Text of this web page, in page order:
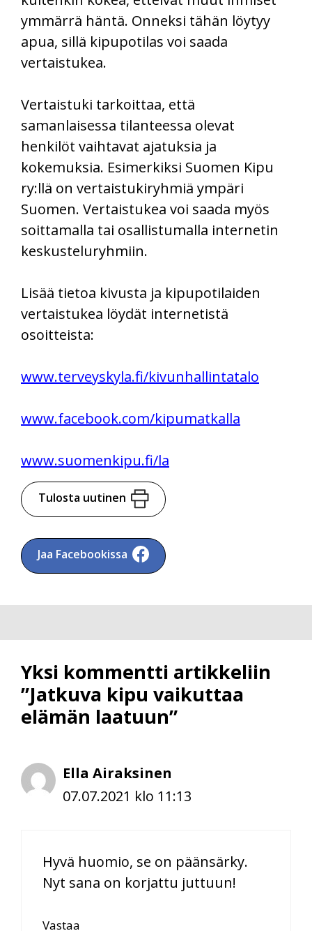
ymmärrä häntä. Onneksi tähän löytyy
apua, sillä kipupotilas voi saada
vertaistukea.
Vertaistuki tarkoittaa, että
samanlaisessa tilanteessa olevat
henkilöt vaihtavat ajatuksia ja
kokemuksia. Esimerkiksi Suomen Kipu
ry:llä on vertaistukiryhmiä ympäri
Suomen. Vertaistukea voi saada myös
soittamalla tai osallistumalla internetin
keskusteluryhmiin.
Lisää tietoa kivusta ja kipupotilaiden
vertaistukea löydät internetistä
osoitteista:
www.terveyskyla.fi/kivunhallintatalo
www.facebook.com/kipumatkalla
www.suomenkipu.fi/la
Tulosta uutinen
Jaa Facebookissa
Yksi kommentti artikkeliin
”Jatkuva kipu vaikuttaa
elämän laatuun”
Ella Airaksinen
07.07.2021 klo 11:13
Hyvä huomio, se on päänsärky.
Nyt sana on korjattu juttuun!
Vastaa